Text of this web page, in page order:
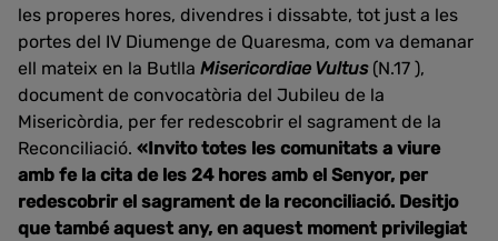
les properes hores, divendres i dissabte, tot just a les
portes del IV Diumenge de Quaresma, com va demanar
ell mateix en la Butlla Misericordiae Vultus(N.17 ),
document de convocatòria del Jubileu de la
Misericòrdia, per fer redescobrir el sagrament de la
Reconciliació. «Invito totes les comunitats a viure
amb fe la cita de les 24 hores amb el Senyor, per
redescobrir el sagrament de la reconciliació. Desitjo
que també aquest any, en aquest moment privilegiat